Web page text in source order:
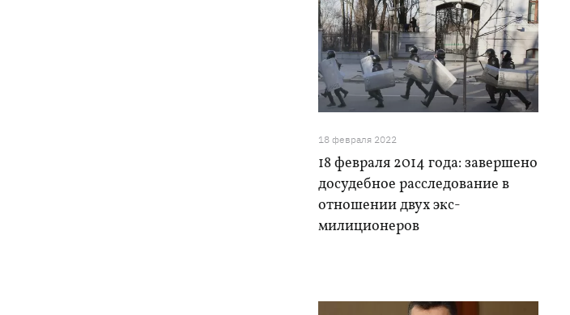
18 февраля 2022
18 февраля 2014 года: завершено
досудебное расследование в
отношении двух экс-
милиционеров